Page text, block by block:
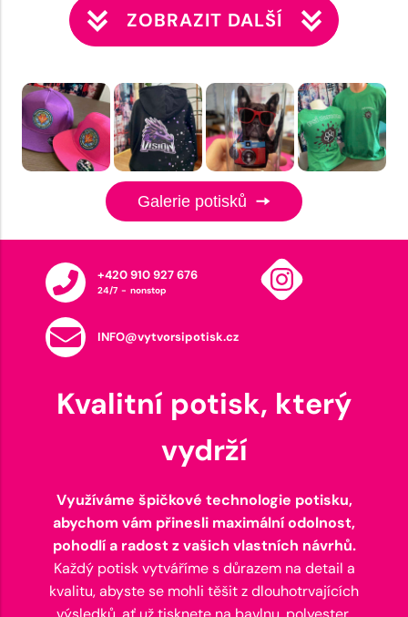
ZOBRAZIT DALŠÍ
Galerie potisků
+420 910 927 676
24/7 - nonstop
INFO@vytvorsipotisk.cz
Kvalitní potisk, který
vydrží
Využíváme špičkové technologie potisku,
abychom vám přinesli maximální odolnost,
pohodlí a radost z vašich vlastních návrhů.
Každý potisk vytváříme s důrazem na detail a
kvalitu, abyste se mohli těšit z dlouhotrvajících